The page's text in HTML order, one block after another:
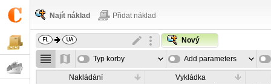
Najít náklad Přidat náklad
Nový
Typ korby Add parameters
Nakládání Vykládka